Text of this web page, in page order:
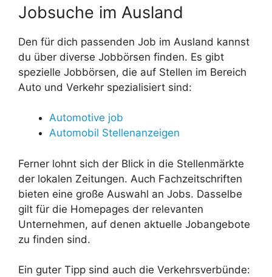
Jobsuche im Ausland
Den für dich passenden Job im Ausland kannst
du über diverse Jobbörsen finden. Es gibt
spezielle Jobbörsen, die auf Stellen im Bereich
Auto und Verkehr spezialisiert sind:
Automotive job
Automobil Stellenanzeigen
Ferner lohnt sich der Blick in die Stellenmärkte
der lokalen Zeitungen. Auch Fachzeitschriften
bieten eine große Auswahl an Jobs. Dasselbe
gilt für die Homepages der relevanten
Unternehmen, auf denen aktuelle Jobangebote
zu finden sind.
Ein guter Tipp sind auch die Verkehrsverbünde: